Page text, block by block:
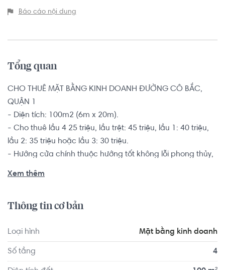
Báo cáo nội dung
Tổng quan
CHO THUÊ MẶT BẰNG KINH DOANH ĐƯỜNG CÔ BẮC,
QUẬN 1
- Diện tích: 100m2 (6m x 20m).
- Cho thuê lầu 4 25 triệu, lầu trệt: 45 triệu, lầu 1: 40 triệu,
lầu 2: 35 triệu hoặc lầu 3: 30 triệu.
- Hướng cửa chính thuộc hướng tốt không lỗi phong thủy,
vào chỉ việc vận hành không cần đầu tư gì thêm. Có sẵn
tường, cửa kính cường lực, đường điện nước đầy đủ, hệ
thống hút khói, hệ thống bếp và spa tiêu chuẩn, bàn ghế
Xem thêm
Thông tin cơ bản
Loại hình Mặt bằng kinh doanh
Số tầng 4